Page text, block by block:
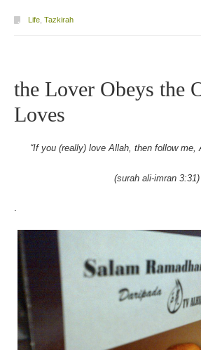
Life, Tazkirah
the Lover Obeys the
Loves
“If you (really) love Allah, then follow
(surah ali-imran 3:31)
.